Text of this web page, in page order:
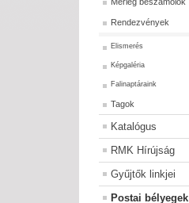
Rendezvények
Elismerés
Képgaléria
Falinaptáraink
Tagok
Katalógus
RMK Hírújság
Gyűjtők linkjei
Postai bélyegek